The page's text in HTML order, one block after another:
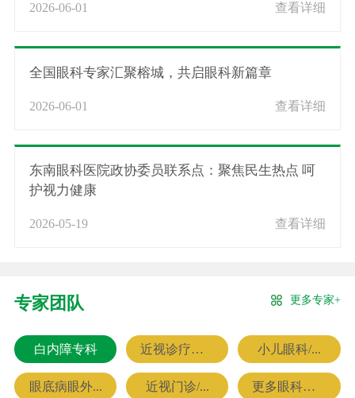
2026-06-01 查看详细
全国眼科专家汇聚榕城，共启眼科新篇章
2026-06-01 查看详细
东南眼科医院政协委员联系点：聚焦民生热点 呵
护视力健康
2026-05-19 查看详细
专家团队 更多专家+
白内障专科 近视诊疗专科 小儿眼科/...
眼底病眼外... 近视门诊/... 更多眼科专家